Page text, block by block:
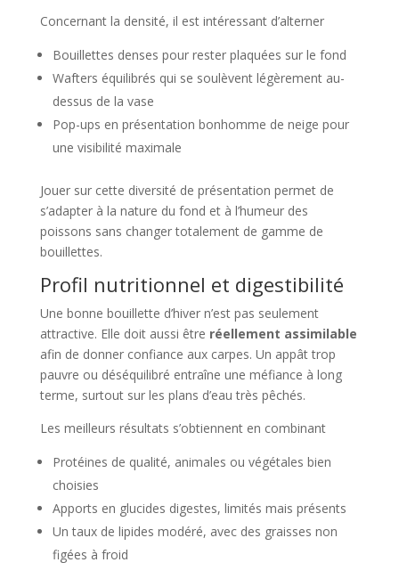
Concernant la densité, il est intéressant d’alterner
Bouillettes denses pour rester plaquées sur le fond
Wafters équilibrés qui se soulèvent légèrement au-
dessus de la vase
Pop-ups en présentation bonhomme de neige pour
une visibilité maximale
Jouer sur cette diversité de présentation permet de
s’adapter à la nature du fond et à l’humeur des
poissons sans changer totalement de gamme de
bouillettes.
Profil nutritionnel et digestibilité
Une bonne bouillette d’hiver n’est pas seulement
attractive. Elle doit aussi être réellement assimilable
afin de donner confiance aux carpes. Un appât trop
pauvre ou déséquilibré entraîne une méfiance à long
terme, surtout sur les plans d’eau très pêchés.
Les meilleurs résultats s’obtiennent en combinant
Protéines de qualité, animales ou végétales bien
choisies
Apports en glucides digestes, limités mais présents
Un taux de lipides modéré, avec des graisses non
figées à froid